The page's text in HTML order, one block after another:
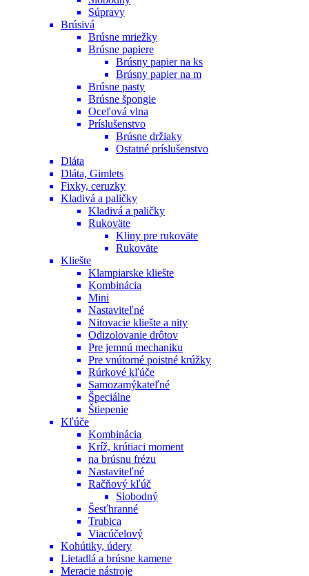
Súpravy
Brúsivá
Brúsne mriežky
Brúsne papiere
Brúsny papier na ks
Brúsny papier na m
Brúsne pasty
Brúsne špongie
Oceľová vlna
Príslušenstvo
Brúsne držiaky
Ostatné príslušenstvo
Dláta
Dláta, Gimlets
Fixky, ceruzky
Kladivá a paličky
Kladivá a paličky
Rukoväte
Kliny pre rukoväte
Rukoväte
Kliešte
Klampiarske kliešte
Kombinácia
Mini
Nastaviteľné
Nitovacie kliešte a nity
Odizolovanie drôtov
Pre jemnú mechaniku
Pre vnútorné poistné krúžky
Rúrkové kľúče
Samozamýkateľné
Špeciálne
Štiepenie
Kľúče
Kombinácia
Kríž, krútiaci moment
na brúsnu frézu
Nastaviteľné
Račňový kľúč
Slobodný
Šesťhranné
Trubica
Viacúčelový
Kohútiky, údery
Lietadlá a brúsne kamene
Meracie nástroje